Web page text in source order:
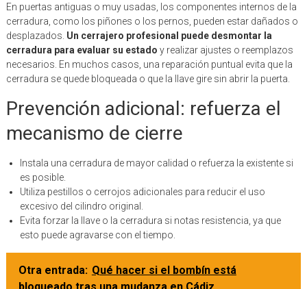
En puertas antiguas o muy usadas, los componentes internos de la
cerradura, como los piñones o los pernos, pueden estar dañados o
desplazados. Un cerrajero profesional puede desmontar la
cerradura para evaluar su estado y realizar ajustes o reemplazos
necesarios. En muchos casos, una reparación puntual evita que la
cerradura se quede bloqueada o que la llave gire sin abrir la puerta.
Prevención adicional: refuerza el
mecanismo de cierre
Instala una cerradura de mayor calidad o refuerza la existente si
es posible.
Utiliza pestillos o cerrojos adicionales para reducir el uso
excesivo del cilindro original.
Evita forzar la llave o la cerradura si notas resistencia, ya que
esto puede agravarse con el tiempo.
Otra entrada: Qué hacer si el bombín está